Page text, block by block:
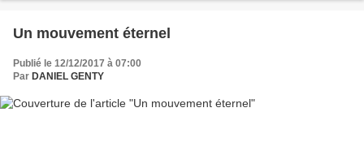
Un mouvement éternel
Publié le 12/12/2017 à 07:00
Par DANIEL GENTY